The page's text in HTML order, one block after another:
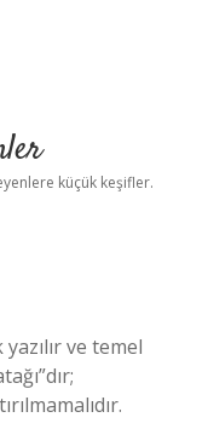
küçük keşifler.